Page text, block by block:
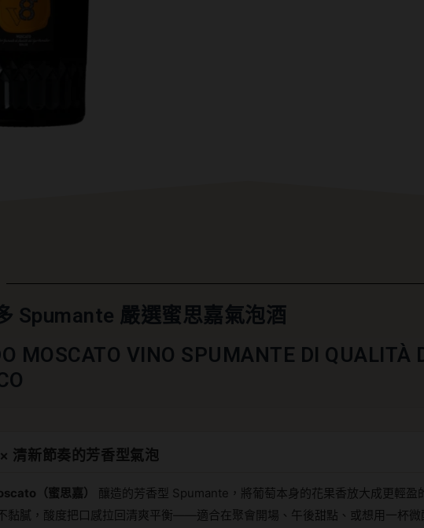
Spumante 嚴選蜜思嘉氣泡酒
MOSCATO VINO SPUMANTE DI QUALITÀ
清新節奏的芳香型氣泡
（蜜思嘉）
釀造的芳香型 Spumante，將葡萄本身的花果香放大成更輕盈
黏膩，酸度把口感拉回清爽平衡——適合在聚會開場、午後甜點、或想用一杯